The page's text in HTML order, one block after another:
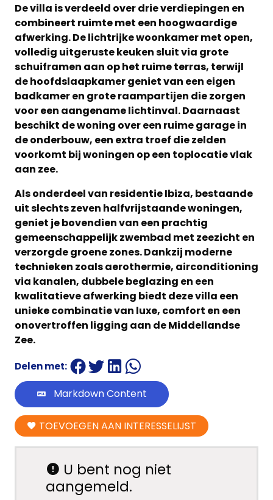
De villa is verdeeld over drie verdiepingen en
combineert ruimte met een hoogwaardige
afwerking. De lichtrijke woonkamer met open,
volledig uitgeruste keuken sluit via grote
schuiframen aan op het ruime terras, terwijl
de hoofdslaapkamer geniet van een eigen
badkamer en grote raampartijen die zorgen
voor een aangename lichtinval. Daarnaast
beschikt de woning over een ruime garage in
de onderbouw, een extra troef die zelden
voorkomt bij woningen op een toplocatie vlak
aan zee.
Als onderdeel van residentie Ibiza, bestaande
uit slechts zeven halfvrijstaande woningen,
geniet je bovendien van een prachtig
gemeenschappelijk zwembad met zeezicht en
verzorgde groene zones. Dankzij moderne
technieken zoals aerothermie, airconditioning
via kanalen, dubbele beglazing en een
kwalitatieve afwerking biedt deze villa een
unieke combinatie van luxe, comfort en een
onovertroffen ligging aan de Middellandse
Zee.
Delen met:
Markdown Content
TOEVOEGEN AAN INTERESSELIJST
U bent nog niet
aangemeld.